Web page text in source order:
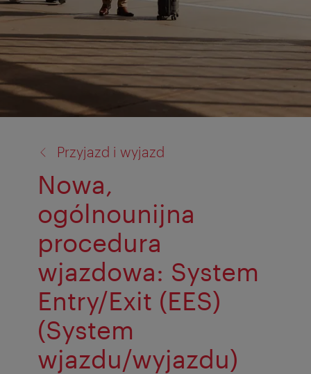
Przyjazd i wyjazd
Nowa,
ogólnounijna
procedura
wjazdowa: System
Entry/Exit (EES)
(System
wjazdu/wyjazdu)